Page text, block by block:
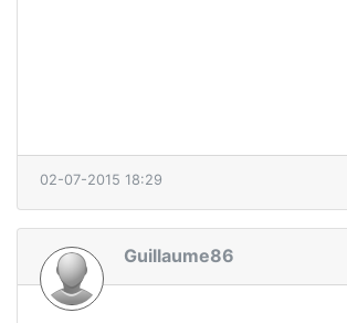
02-07-2015 18:29
Guillaume86